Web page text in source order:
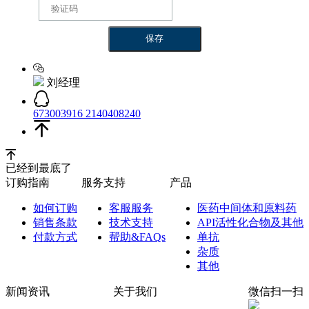
刘经理
673003916 2140408240
已经到最底了
订购指南
如何订购
销售条款
付款方式
服务支持
客服服务
技术支持
帮助&FAQs
产品
医药中间体和原料药
API活性化合物及其他
单抗
杂质
其他
新闻资讯 关于我们 微信扫一扫